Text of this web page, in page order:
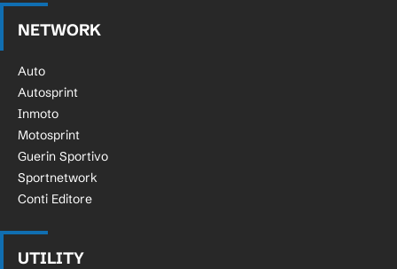
NETWORK
Auto
Autosprint
Inmoto
Motosprint
Guerin Sportivo
Sportnetwork
Conti Editore
UTILITY